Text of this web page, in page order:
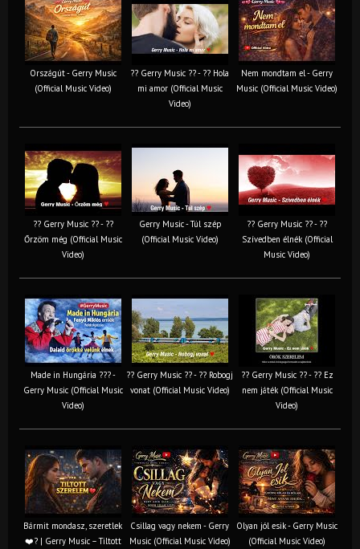
Országút - Gerry Music
(Official Music Video)
?? Gerry Music ?? - ?? Hola
mi amor (Official Music
Video)
Nem mondtam el - Gerry
Music (Official Music Video)
?? Gerry Music ?? - ??
Őrzöm még (Official Music
Video)
Gerry Music - Túl szép
(Official Music Video)
?? Gerry Music ?? - ??
Szívedben élnék (Official
Music Video)
Made in Hungária ??? -
Gerry Music (Official Music
Video)
?? Gerry Music ?? - ?? Robogj
vonat (Official Music Video)
?? Gerry Music ?? - ?? Ez
nem játék (Official Music
Video)
Bármit mondasz, szeretlek
❤️‍? | Gerry Music – Tiltott
Csillag vagy nekem - Gerry
Music (Official Music Video)
Olyan jól esik - Gerry Music
(Official Music Video)